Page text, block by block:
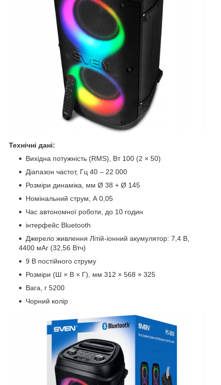
Технічні дані:
Вихідна потужність (RMS), Вт 100 (2 × 50)
Діапазон частот, Гц 40 – 22 000
Розміри динаміка, мм Ø 38 + Ø 145
Номінальний струм, А 0,05
Час автономної роботи, до 10 годин
інтерфейс Bluetooth
Джерело живлення Літій-іонний акумулятор: 7,4 В,
4400 мАг (32,56 Втч)
9 В постійного струму
Розміри (Ш × В × Г), мм 312 × 568 × 325
Вага, г 5200
Чорний колір